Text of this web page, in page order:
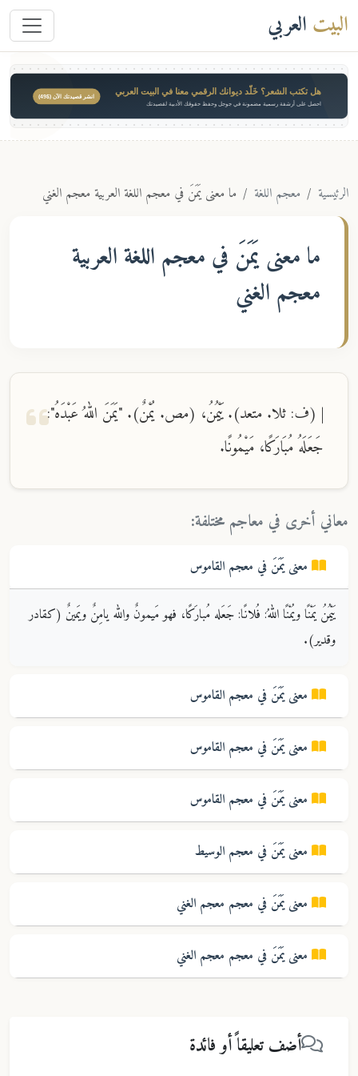
البيت العربي
هل تكتب الشعر؟ خَلّد ديوانك الرقمي معنا في البيت العربي
احصل على أرشفة رسمية مضمونة في جوجل وحفظ حقوقك الأدبية لقصيدتك
انشر قصيدتك الآن ($49)
الرئيسية معجم اللغة ما معنى يَمَنَ في معجم اللغة العربية معجم الغني
ما معنىيَمَنَ في معجم اللغة العربية
معجم الغني
| (ف: ثلا. متعد). يَيْمُنُ، (مص. يُمْنٌ). "يَمَنَ اللهُ عَبْدَهُ":
جَعَلَهُ مُبَارَكًا، مَيْمُونًا.
معاني أخرى في معاجم مختلفة:
يَمَنَ في معجم القاموس
يَيْمُنُ يَمْنًا ويُمْنًا اللهُ: فُلانًا: جَعَله مُبارَكًا، فهو مَيمونٌ والله يامِنٌ ويَمينٌ (كقادر
وقدير).
يَمَنَ في معجم القاموس
يَمَنَ في معجم القاموس
يَمَنَ في معجم القاموس
يَمَنَ في معجم الوسيط
يَمَنَ في معجم معجم الغني
يَمَنَ في معجم معجم الغني
أضف تعليقاً أو فائدة